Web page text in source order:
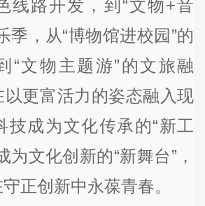
线路开发，到“文物+音
季，从“博物馆进校园”的
“文物主题游”的文旅融
更富活力的姿态融入现
技成为文化传承的“新工
为文化创新的“新舞台”，
正创新中永葆青春。